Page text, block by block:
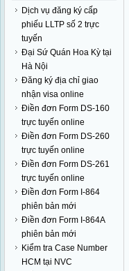
Dịch vụ đăng ký cấp
phiếu LLTP số 2 trực
tuyến
Đại Sứ Quán Hoa Kỳ tại
Hà Nội
Đăng ký địa chỉ giao
nhận visa online
Điền đơn Form DS-160
trực tuyến online
Điền đơn Form DS-260
trực tuyến online
Điền đơn Form DS-261
trực tuyến online
Điền đơn Form I-864
phiên bản mới
Điền đơn Form I-864A
phiên bản mới
Kiểm tra Case Number
HCM tại NVC